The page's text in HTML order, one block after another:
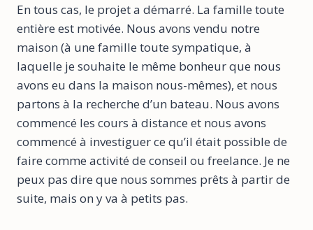
En tous cas, le projet a démarré. La famille toute
entière est motivée. Nous avons vendu notre
maison (à une famille toute sympatique, à
laquelle je souhaite le même bonheur que nous
avons eu dans la maison nous-mêmes), et nous
partons à la recherche d’un bateau. Nous avons
commencé les cours à distance et nous avons
commencé à investiguer ce qu’il était possible de
faire comme activité de conseil ou freelance. Je ne
peux pas dire que nous sommes prêts à partir de
suite, mais on y va à petits pas.